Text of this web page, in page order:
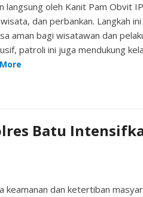
oleh Kanit Pam Obvit
dan perbankan. Langkah
aman bagi wisatawan dan
patroli ini juga mendukung
Batu
keamanan dan ketertiban